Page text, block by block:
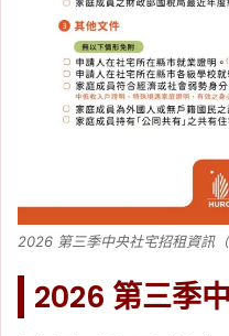
2026 第三季中央社宅招租資訊
2026 第三季